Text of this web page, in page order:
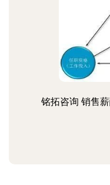
铭拓咨询 销售